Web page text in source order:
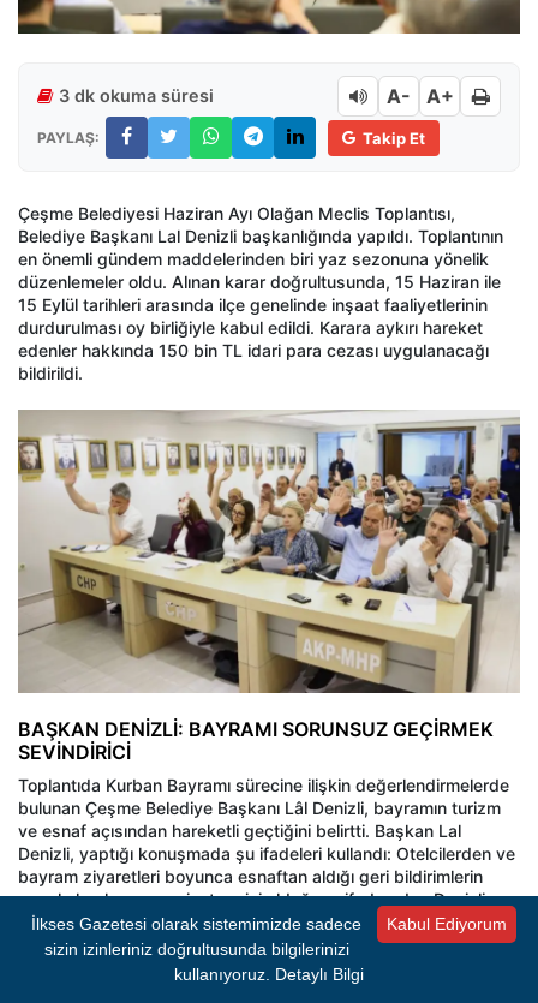
3 dk okuma süresi A- A+
PAYLAŞ: Takip Et
Çeşme Belediyesi Haziran Ayı Olağan Meclis Toplantısı,
Belediye Başkanı Lal Denizli başkanlığında yapıldı. Toplantının
en önemli gündem maddelerinden biri yaz sezonuna yönelik
düzenlemeler oldu. Alınan karar doğrultusunda, 15 Haziran ile
15 Eylül tarihleri arasında ilçe genelinde inşaat faaliyetlerinin
durdurulması oy birliğiyle kabul edildi. Karara aykırı hareket
edenler hakkında 150 bin TL idari para cezası uygulanacağı
bildirildi.
BAŞKAN DENİZLİ: BAYRAMI SORUNSUZ GEÇİRMEK
SEVİNDİRİCİ
Toplantıda Kurban Bayramı sürecine ilişkin değerlendirmelerde
bulunan Çeşme Belediye Başkanı Lâl Denizli, bayramın turizm
ve esnaf açısından hareketli geçtiğini belirtti. Başkan Lal
Denizli, yaptığı konuşmada şu ifadeleri kullandı: Otelcilerden ve
bayram ziyaretleri boyunca esnaftan aldığı geri bildirimlerin
genel olarak memnuniyet verici olduğunu ifade eden Denizli,
yaklaşan yaz sezonunun da Çeşme için bereketli geçmesini
temenni ederek tüm esnaf, turizm sektörü temsilcileri ve
vatandaşlar için sağlıklı, huzurlu ve verimli bir sezon diledi.
Kabul Ediyorum
İlkses Gazetesi olarak sistemimizde sadece
sizin izinleriniz doğrultusunda bilgilerinizi
kullanıyoruz. Detaylı Bilgi